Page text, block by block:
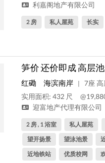
利嘉阁地产有限公司
2 房 私人屋苑 长实
笋价 还价即成 高层
红磡 海滨南岸 |
7座 高
实用面积: 432 尺
迎富地产代理有限公司
2 房 , 1 浴室 私人屋苑
望开扬景
望泳池景
近地铁站
优质校网